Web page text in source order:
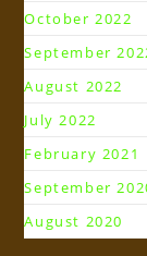
October 2022
September
August 2022
July 2022
February 2021
September
August 2020